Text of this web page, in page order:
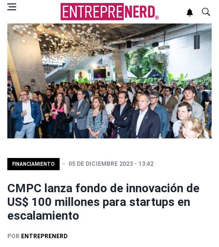
FINANCIAMIENTO 05 DE DICIEMBRE 2023 - 13:42
CMPC lanza fondo de innovación de
US$ 100 millones para startups en
escalamiento
POR ENTREPRENERD